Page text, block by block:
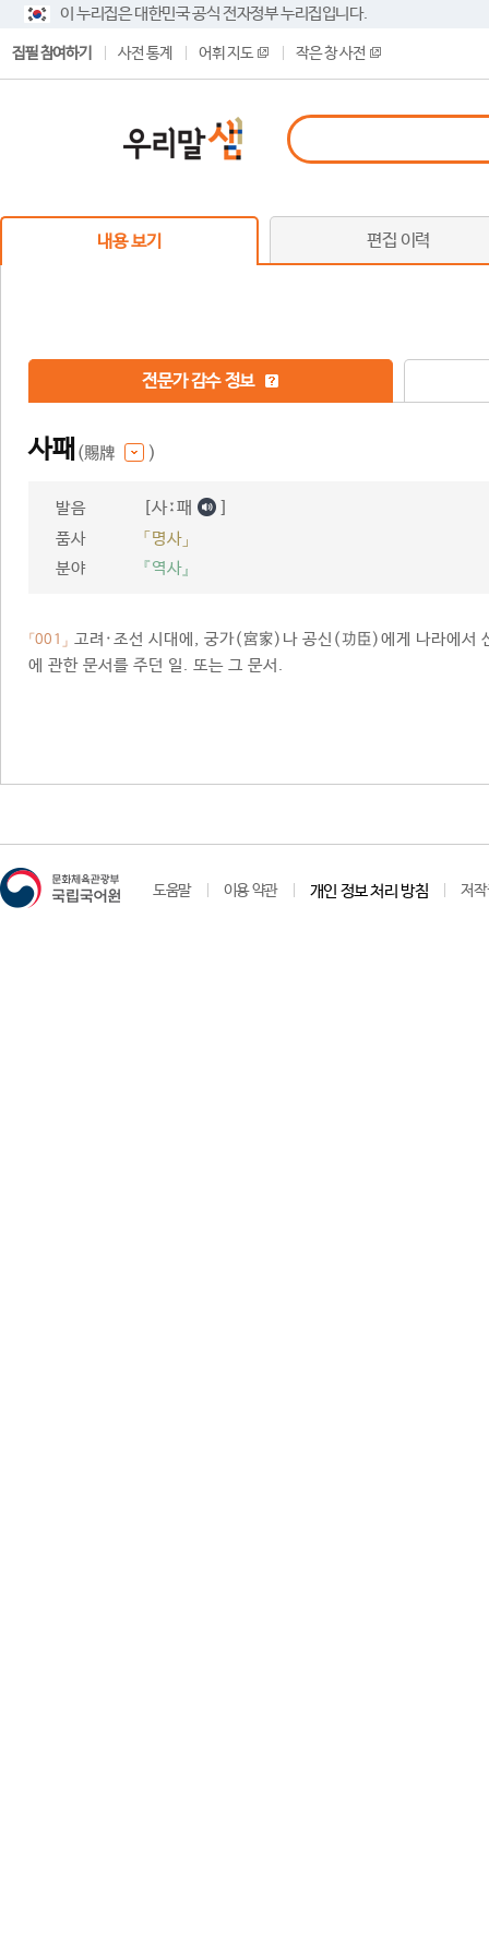
이 누리집은 대한민국 공식 전자정부 누리집입니다.
집필 참여하기 사전 통계 어휘 지도 작은 창 사전
내용 보기 편집 이력
전문가 감수 정보
사패 (賜牌 )
발음 [사ː패 ]
품사
「명사」
분야
『역사』
「001」 고려·조선 시대에, 궁가(宮家)나 공신(功臣)에게 나라에서
에 관한 문서를 주던 일. 또는 그 문서.
도움말 이용 약관 개인 정보 처리 방침 저